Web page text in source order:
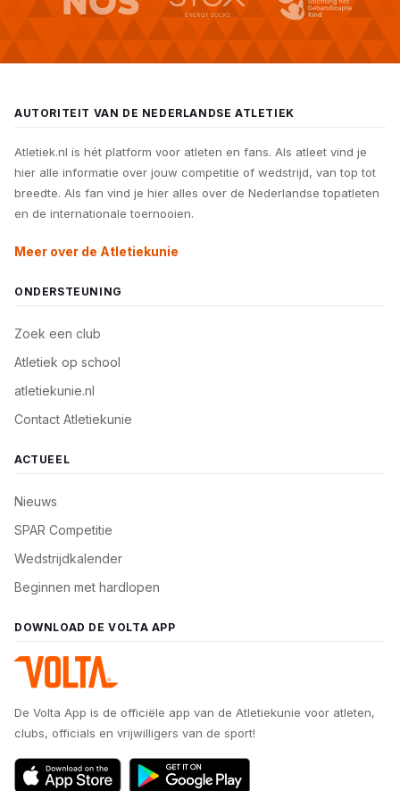
AUTORITEIT VAN DE NEDERLANDSE ATLETIEK
Atletiek.nl is hét platform voor atleten en fans. Als atleet vind je
hier alle informatie over jouw competitie of wedstrijd, van top tot
breedte. Als fan vind je hier alles over de Nederlandse topatleten
en de internationale toernooien.
Meer over de Atletiekunie
ONDERSTEUNING
Zoek een club
Atletiek op school
atletiekunie.nl
Contact Atletiekunie
ACTUEEL
Nieuws
SPAR Competitie
Wedstrijdkalender
Beginnen met hardlopen
DOWNLOAD DE VOLTA APP
De Volta App is de officiële app van de Atletiekunie voor atleten,
clubs, officials en vrijwilligers van de sport!